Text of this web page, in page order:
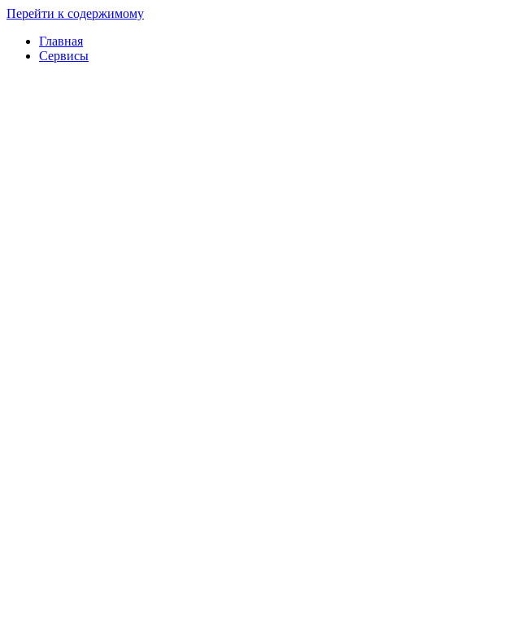
Перейти к содержимому
Главная
Сервисы